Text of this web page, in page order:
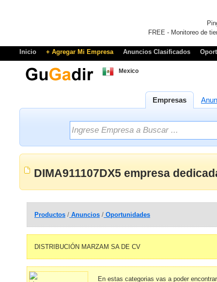
FREE - Monitoreo de
Inicio + Agregar Mi Empresa Anuncios Clasificados
Mexico
Empresas
DIMA911107DX5 empresa
Productos / Anuncios / Oportunidades
DISTRIBUCIÓN MARZAM SA DE CV
En estas categorias vas a poder